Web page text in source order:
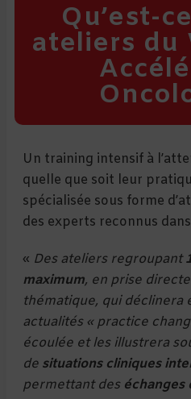
Qu’est-
ateliers du
Un training intensif à
quelle que soit leur
spécialisée sous forme
des experts reconnus
« Des ateliers regroupant
maximum, en prise
thématique, qui déclinera
actualités « practice
écoulée et les illustrera
de situations cliniques
permettant des échanges